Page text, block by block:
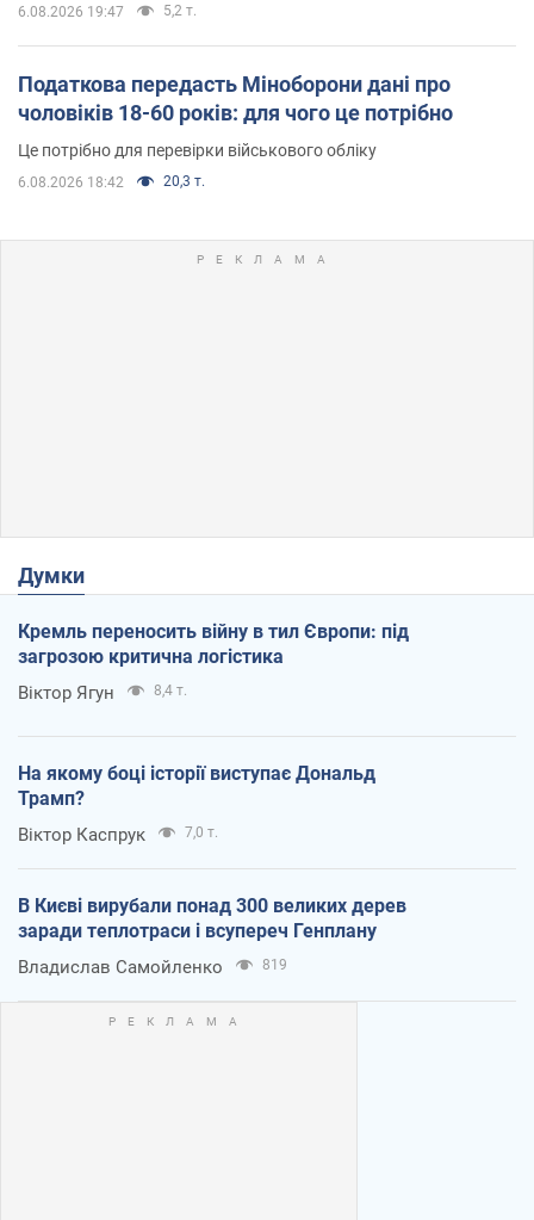
6.08.2026 19:47 5,2 т.
Податкова передасть Міноборони дані про
чоловіків 18-60 років: для чого це потрібно
Це потрібно для перевірки військового обліку
6.08.2026 18:42 20,3 т.
Думки
Кремль переносить війну в тил Європи: під
загрозою критична логістика
Віктор Ягун 8,4 т.
На якому боці історії виступає Дональд
Трамп?
Віктор Каспрук 7,0 т.
В Києві вирубали понад 300 великих дерев
заради теплотраси і всупереч Генплану
Владислав Самойленко 819